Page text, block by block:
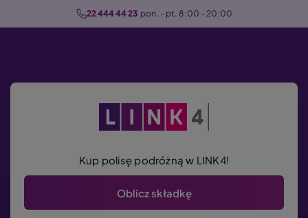
r
22 444 44 23 pon. - pt. 8:00 - 20:00
Kup polisę podróżną w LINK4!
Oblicz składkę